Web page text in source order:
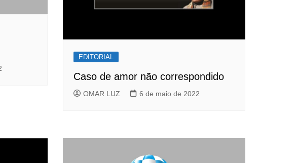
EDITORIAL
Caso de amor não correspondido
OMAR LUZ 6 de maio de 2022